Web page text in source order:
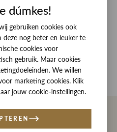
dúmkes!
gebruiken cookies ook
deze nog beter en leuker te
cookies voor
gebruik. Maar cookies
We willen
marketing cookies. Klik
jouw cookie-instellingen.